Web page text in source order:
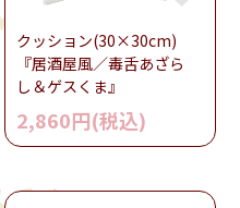
クッション(30×30cm)
『居酒屋風／毒舌あざら
し＆ゲスくま』
2,860円(税込)